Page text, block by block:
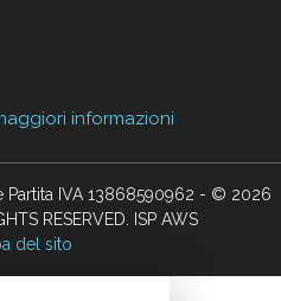
informazioni
IVA 13868590962 - © 2026
RESERVED. ISP AWS
del sito